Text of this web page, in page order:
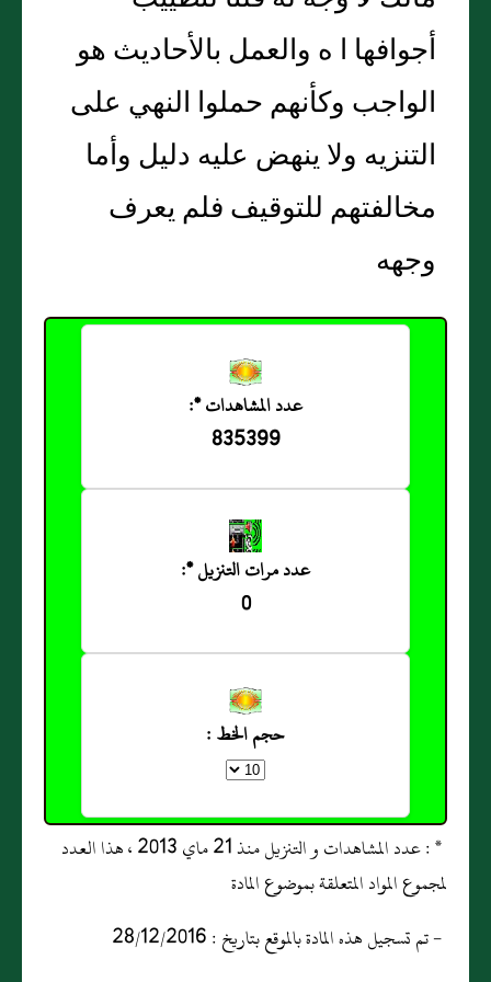
أجوافها ا ه والعمل بالأحاديث هو
الواجب وكأنهم حملوا النهي على
التنزيه ولا ينهض عليه دليل وأما
مخالفتهم للتوقيف فلم يعرف
وجهه
عدد المشاهدات *:
835399
عدد مرات التنزيل *:
0
حجم الخط :
* : عدد المشاهدات و التنزيل منذ 21 ماي 2013 ، هذا العدد
لمجموع المواد المتعلقة بموضوع المادة
- تم تسجيل هذه المادة بالموقع بتاريخ : 28/12/2016